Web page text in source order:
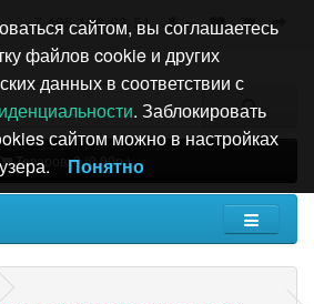
+7 495 196-63-51
Товаров: 0 (0.00р.)
сайтом, вы соглашаетесь
файлов cookie и других
данных в соответствии с
. Заблокировать
сайтом можно в настройках
Понятно